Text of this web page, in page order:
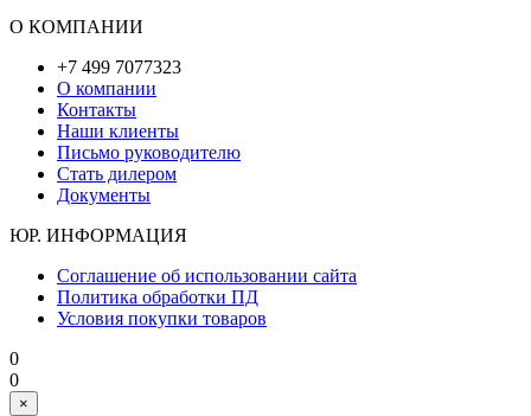
О КОМПАНИИ
+7 499 7077323
О компании
Контакты
Наши клиенты
Письмо руководителю
Стать дилером
Документы
ЮР. ИНФОРМАЦИЯ
Соглашение об использовании сайта
Политика обработки ПД
Условия покупки товаров
0
0
×